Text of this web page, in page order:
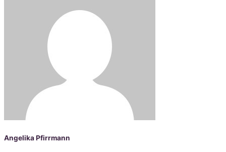
Angelika Pfirrmann